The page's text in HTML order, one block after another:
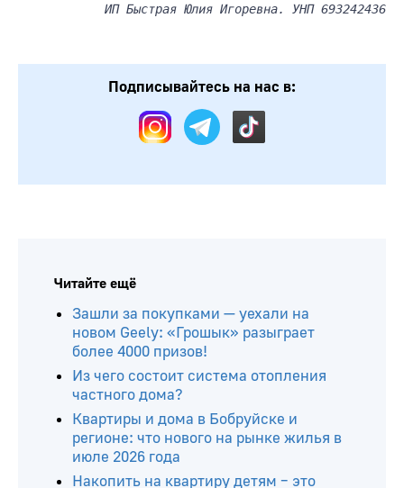
ИП Быстрая Юлия Игоревна. УНП 693242436
Подписывайтесь на нас в:
Зашли за покупками — уехали на
новом Geely: «Грошык» разыграет
более 4000 призов!
Из чего состоит система отопления
частного дома?
Квартиры и дома в Бобруйске и
регионе: что нового на рынке жилья в
июле 2026 года